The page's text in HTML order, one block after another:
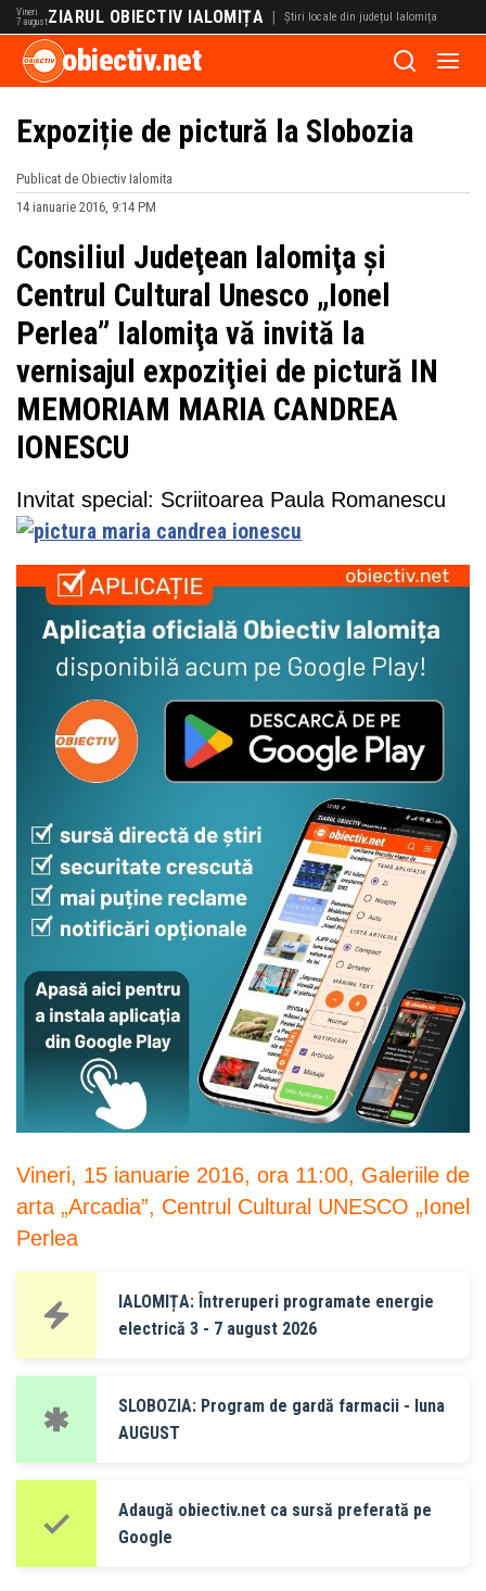
Vineri
7 augustZIARUL OBIECTIV IALOMIȚA | Știri locale din județul Ialomița
obiectiv.net
Expoziție de pictură la Slobozia
Publicat de Obiectiv Ialomita
14 ianuarie 2016, 9:14 PM
Consiliul Judeţean Ialomiţa și
Centrul Cultural Unesco „Ionel
Perlea” Ialomiţa vă invită la
vernisajul expoziţiei de pictură IN
MEMORIAM MARIA CANDREA
IONESCU
Invitat special: Scriitoarea Paula Romanescu
Vineri, 15 ianuarie 2016, ora 11:00, Galeriile de
arta „Arcadia”, Centrul Cultural UNESCO „Ionel
Perlea
IALOMIȚA: Întreruperi programate energie
electrică 3 - 7 august 2026
SLOBOZIA: Program de gardă farmacii - luna
AUGUST
Adaugă obiectiv.net ca sursă preferată pe
Google